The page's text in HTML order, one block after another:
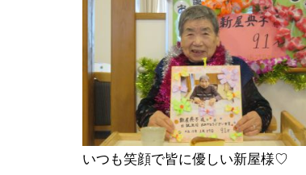
いつも笑顔で皆に優しい新屋様♡